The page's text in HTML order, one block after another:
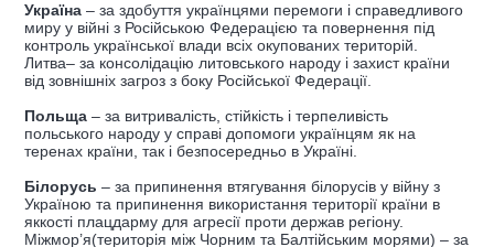
Україна – за здобуття українцями перемоги і справедливого
миру у війні з Російською Федерацією та повернення під
контроль української влади всіх окупованих територій.
Литва– за консолідацію литовського народу і захист країни
від зовнішніх загроз з боку Російської Федерації.
Польща – за витривалість, стійкість і терпеливість
польського народу у справі допомоги українцям як на
теренах країни, так і безпосередньо в Україні.
Білорусь – за припинення втягування білорусів у війну з
Україною та припинення використання території країни в
яккості плацдарму для агресії проти держав регіону.
Міжмор’я(територія між Чорним та Балтійським морями) – за